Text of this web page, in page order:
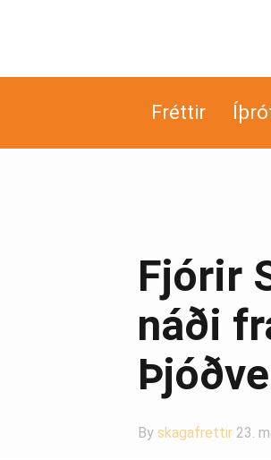
Fréttir
Fjórir
náði
By skagafrettir 23.